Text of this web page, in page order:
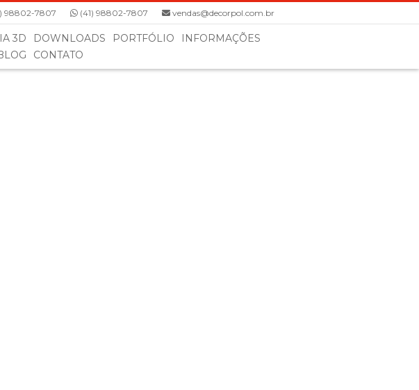
98802-7807 (41) 98802-7807 vendas@decorpol.com.br
3D DOWNLOADS PORTFÓLIO
INFORMAÇÕES
CONTATO